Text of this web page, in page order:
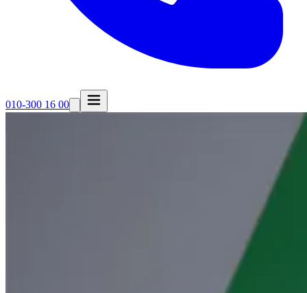
010-300 16 00